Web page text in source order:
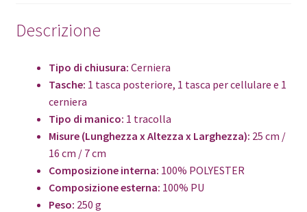
Descrizione
Tipo di chiusura: Cerniera
Tasche: 1 tasca posteriore, 1 tasca per cellulare e 1
cerniera
Tipo di manico: 1 tracolla
Misure (Lunghezza x Altezza x Larghezza): 25 cm /
16 cm / 7 cm
Composizione interna: 100% POLYESTER
Composizione esterna: 100% PU
Peso: 250 g